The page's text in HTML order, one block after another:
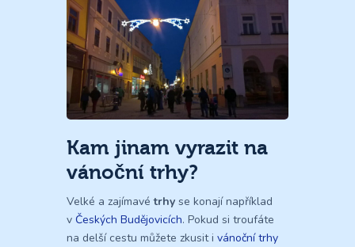
Kam jinam vyrazit na
vánoční trhy?
Velké a zajímavétrhy se konají například
v Českých Budějovicích. Pokud si troufáte
na delší cestu můžete zkusit i vánoční trhy